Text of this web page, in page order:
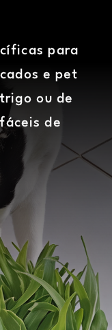
para
e pet
ou de
de